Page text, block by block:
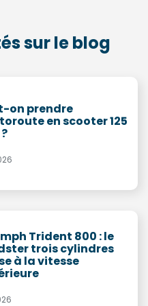
sur le blog
on prendre
en scooter 125
Trident 800 : le
trois cylindres
à la vitesse